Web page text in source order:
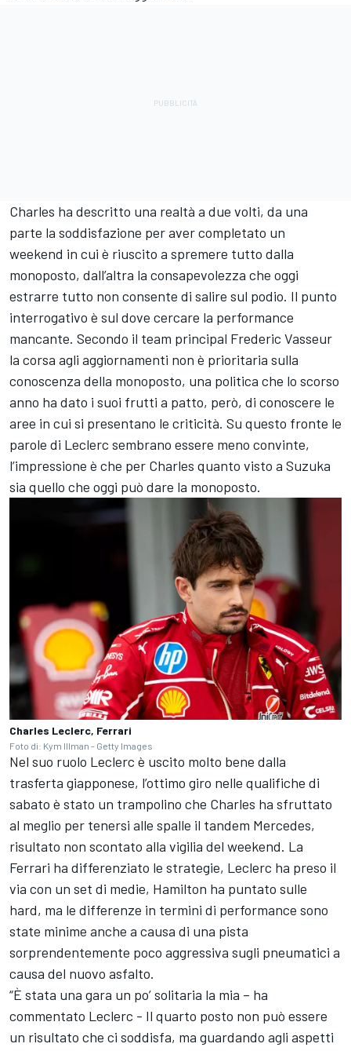
Charles ha descritto una realtà a due volti, da una
parte la soddisfazione per aver completato un
weekend in cui è riuscito a spremere tutto dalla
monoposto, dall’altra la consapevolezza che oggi
estrarre tutto non consente di salire sul podio. Il punto
interrogativo è sul dove cercare la performance
mancante. Secondo il team principal Frederic Vasseur
la corsa agli aggiornamenti non è prioritaria sulla
conoscenza della monoposto, una politica che lo scorso
anno ha dato i suoi frutti a patto, però, di conoscere le
aree in cui si presentano le criticità. Su questo fronte le
parole di Leclerc sembrano essere meno convinte,
l’impressione è che per Charles quanto visto a Suzuka
sia quello che oggi può dare la monoposto.
Charles Leclerc, Ferrari
Foto di: Kym Illman - Getty Images
Nel suo ruolo Leclerc è uscito molto bene dalla
trasferta giapponese, l’ottimo giro nelle qualifiche di
sabato è stato un trampolino che Charles ha sfruttato
al meglio per tenersi alle spalle il tandem Mercedes,
risultato non scontato alla vigilia del weekend. La
Ferrari ha differenziato le strategie, Leclerc ha preso il
via con un set di medie, Hamilton ha puntato sulle
hard, ma le differenze in termini di performance sono
state minime anche a causa di una pista
sorprendentemente poco aggressiva sugli pneumatici a
causa del nuovo asfalto.
“È stata una gara un po’ solitaria la mia – ha
commentato Leclerc - Il quarto posto non può essere
un risultato che ci soddisfa, ma guardando agli aspetti